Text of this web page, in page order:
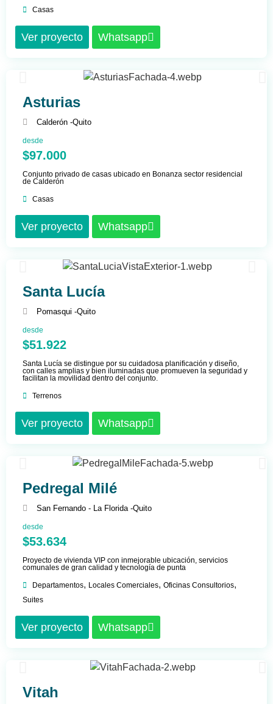
Casas
Ver proyecto Whatsapp
Asturias
Calderón -Quito
desde
$97.000
Conjunto privado de casas ubicado en Bonanza sector residencial
de Calderón
Casas
Ver proyecto Whatsapp
Santa Lucía
Pomasqui -Quito
desde
$51.922
Santa Lucía se distingue por su cuidadosa planificación y diseño,
con calles amplias y bien iluminadas que promueven la seguridad y
facilitan la movilidad dentro del conjunto.
Terrenos
Ver proyecto Whatsapp
Pedregal Milé
San Fernando - La Florida -Quito
desde
$53.634
Proyecto de vivienda VIP con inmejorable ubicación, servicios
comunales de gran calidad y tecnología de punta
Departamentos, Locales Comerciales, Oficinas Consultorios,
Suites
Ver proyecto Whatsapp
Vitah